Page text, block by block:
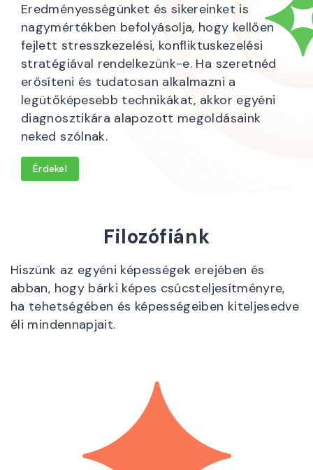
Eredményességünket és sikereinket is
nagymértékben befolyásolja, hogy kellően
fejlett stresszkezelési, konfliktuskezelési
stratégiával rendelkezünk-e. Ha szeretnéd
erősíteni és tudatosan alkalmazni a
legütőképesebb technikákat, akkor egyéni
diagnosztikára alapozott megoldásaink
neked szólnak.
Érdekel
Filozófiánk
Hiszünk az egyéni képességek erejében és
abban, hogy bárki képes csúcsteljesítményre,
ha tehetségében és képességeiben kiteljesedve
éli mindennapjait.